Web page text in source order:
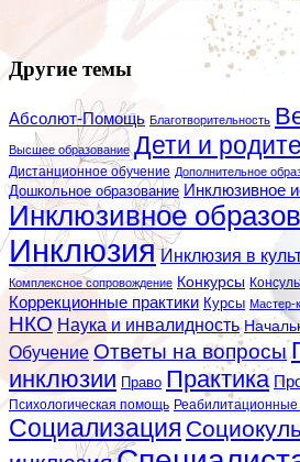
Другие темы
Абсолют-Помощь Благотворительность
Высшее образование Дети и
Дистанционное обучение Дополнительное
Дошкольное образование Инклюзивное
Инклюзивное
Инклюзия Инклюзия в
Комплексное сопровождение Конкурсы
Коррекционные практики Курсы Мастер-
НКО Наука и инвалидность
Обучение Ответы на вопросы
инклюзии Право Практика
Психологическая помощь Реабилитационные
Социализация